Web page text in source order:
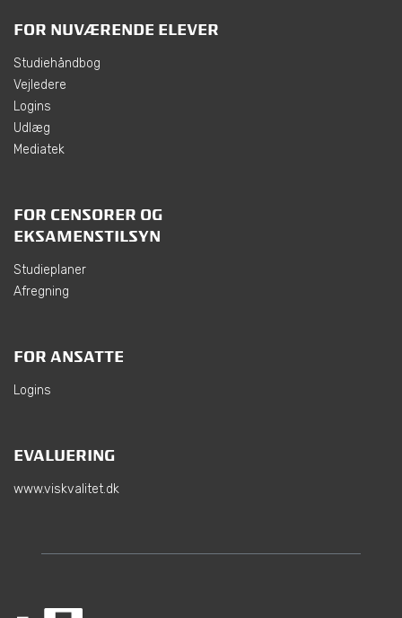
FOR NUVÆRENDE ELEVER
Studiehåndbog
Vejledere
Logins
Udlæg
Mediatek
FOR CENSORER OG
EKSAMENSTILSYN
Studieplaner
Afregning
FOR ANSATTE
Logins
EVALUERING
www.viskvalitet.dk